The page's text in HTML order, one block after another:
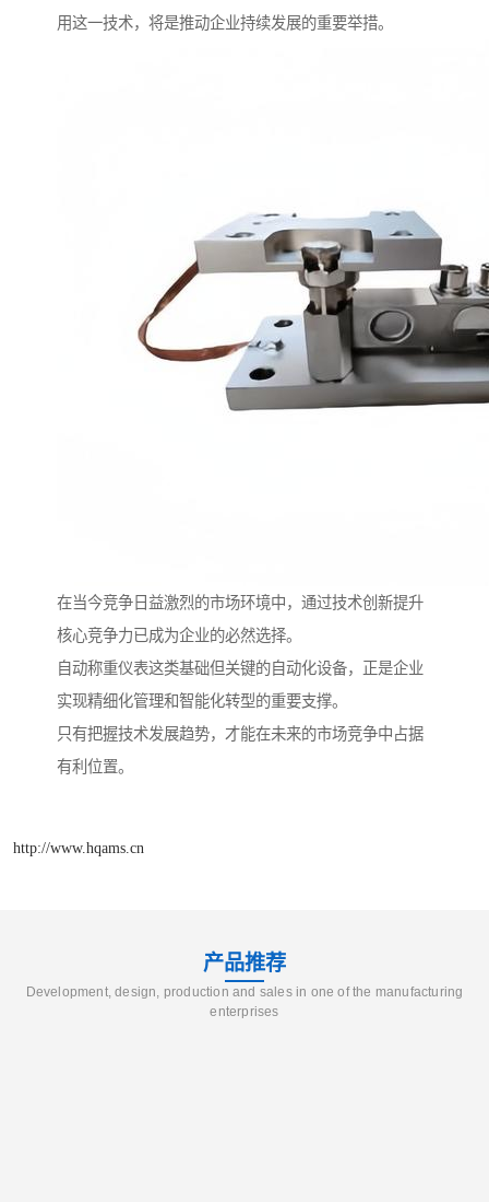
用这一技术，将是推动企业持续发展的重要举措。
在当今竞争日益激烈的市场环境中，通过技术创新提升
核心竞争力已成为企业的必然选择。
自动称重仪表这类基础但关键的自动化设备，正是企业
实现精细化管理和智能化转型的重要支撑。
只有把握技术发展趋势，才能在未来的市场竞争中占据
有利位置。
http://www.hqams.cn
产品推荐
Development, design, production and sales in one of the manufacturing
enterprises